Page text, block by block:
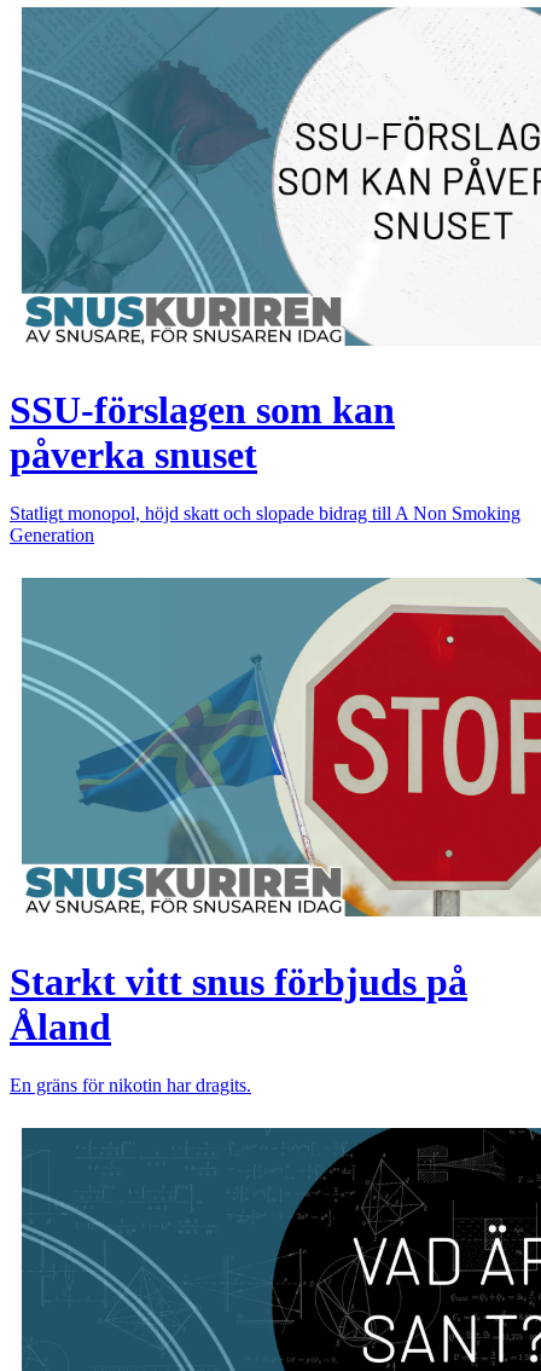
SSU-förslagen som kan
påverka snuset
Statligt monopol, höjd skatt och slopade bidrag till A Non Smoking
Generation
Starkt vitt snus förbjuds på
Åland
En gräns för nikotin har dragits.